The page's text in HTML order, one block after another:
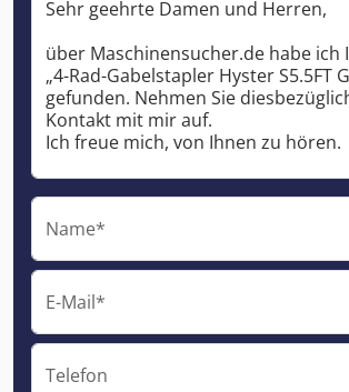
Name*
E-Mail*
Telefon